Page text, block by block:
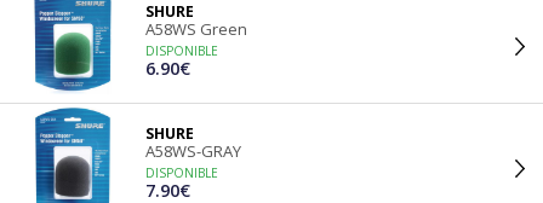
SHURE
A58WS Green
DISPONIBLE
6.90€
SHURE
A58WS-GRAY
DISPONIBLE
7.90€